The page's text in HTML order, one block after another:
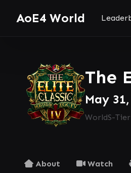
AoE4 World
The
May
WorldS-
About Watch